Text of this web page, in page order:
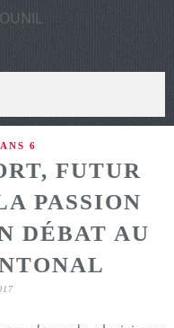
6
FUTUR
PASSION
DÉBAT AU